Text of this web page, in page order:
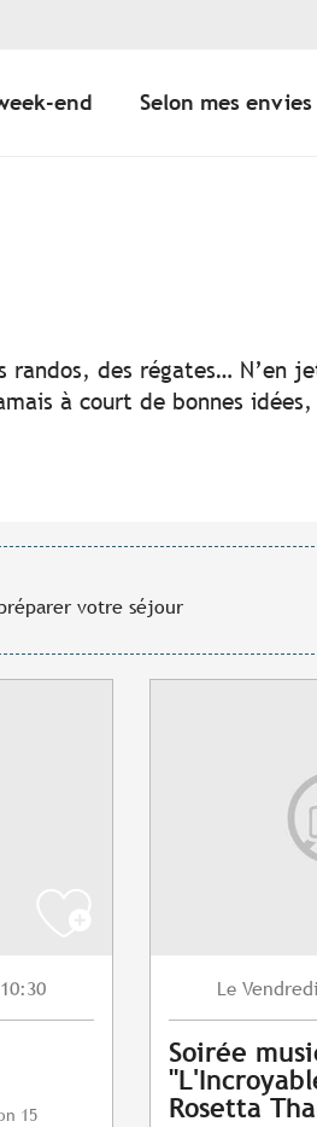
end Selon mes envies
favoris
randos, des régates…
à court de bonnes idées,
votre séjour
15
Le Vendredi
Soirée
Rosetta